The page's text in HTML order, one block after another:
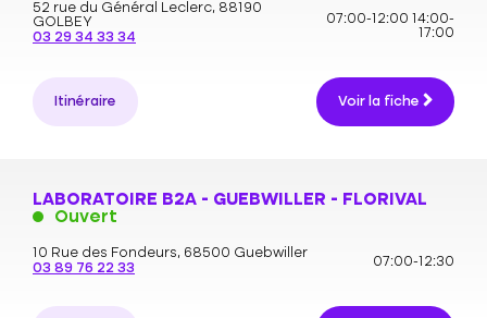
52 rue du Général Leclerc, 88190
GOLBEY
03 29 34 33 34
07:00-12:00
14:00-
17:00
Itinéraire Voir la fiche
LABORATOIRE B2A - GUEBWILLER - FLORIVAL
Ouvert
10 Rue des Fondeurs, 68500 Guebwiller
03 89 76 22 33
07:00-12:30